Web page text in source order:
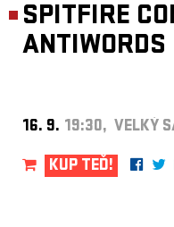
SPITFIRE
ANTIWORDS
16. 9. 19:30, VELKÝ
KUP TEĎ!